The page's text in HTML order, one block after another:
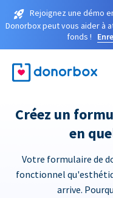
Rejoignez une démo
Donorbox peut vous aider à
fonds !
Créez un
en
Votre formulaire de
fonctionnel
arrive.